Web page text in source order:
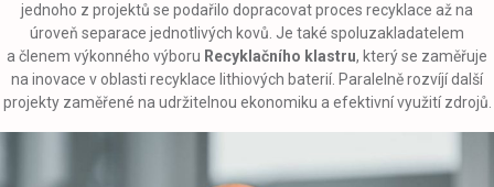
jednoho z projektů se podařilo dopracovat proces recyklace až na
úroveň separace jednotlivých kovů. Je také spoluzakladatelem
a členem výkonného výboru Recyklačního klastru, který se zaměřuje
na inovace v oblasti recyklace lithiových baterií. Paralelně rozvíjí další
projekty zaměřené na udržitelnou ekonomiku a efektivní využití zdrojů.